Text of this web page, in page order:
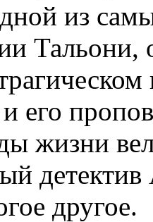
из
и его
жизни
детектив
другое.